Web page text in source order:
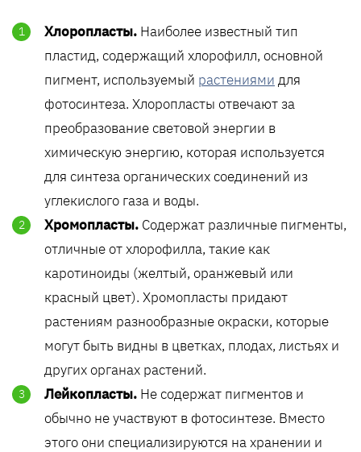
Хлоропласты. Наиболее известный тип
пластид, содержащий хлорофилл, основной
пигмент, используемый растениями для
фотосинтеза. Хлоропласты отвечают за
преобразование световой энергии в
химическую энергию, которая используется
для синтеза органических соединений из
углекислого газа и воды.
Хромопласты. Содержат различные пигменты,
отличные от хлорофилла, такие как
каротиноиды (желтый, оранжевый или
красный цвет). Хромопласты придают
растениям разнообразные окраски, которые
могут быть видны в цветках, плодах, листьях и
других органах растений.
Лейкопласты. Не содержат пигментов и
обычно не участвуют в фотосинтезе. Вместо
этого они специализируются на хранении и